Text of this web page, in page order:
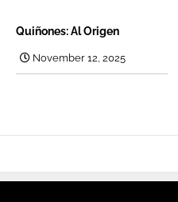
Quiñones: Al Origen
November 12, 2025